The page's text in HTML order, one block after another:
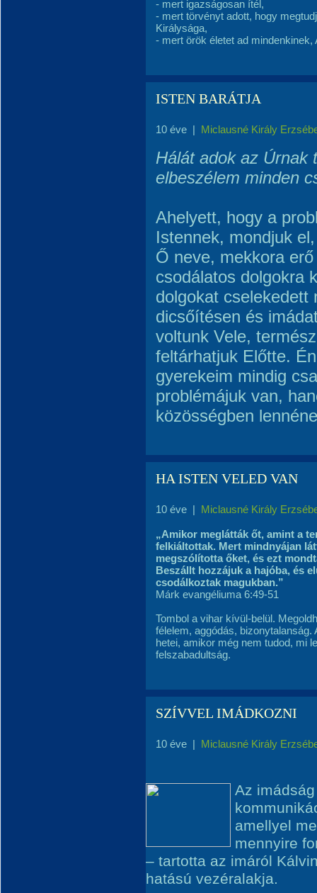
- mert igazságosan ítél,
- mert törvényt adott, hogy
Királysága,
- mert örök életet ad
ISTEN BARÁTJA
10 éve | Miclausné Király
Hálát adok az Úrnak
elbeszélem minden
Ahelyett, hogy a
Istennek, mondjuk
Ő neve, mekkora
csodálatos dolgokra
dolgokat cselekedett
dicsőítésen és
voltunk Vele,
feltárhatjuk Előtte.
gyerekeim mindig
problémájuk van,
közösségben
HA ISTEN VELED VAN
10 éve | Miclausné Király
„Amikor meglátták őt, amint a
felkiáltottak. Mert mindnyájan
megszólította őket, és ezt
Beszállt hozzájuk a hajóba, és
csodálkoztak magukban.”
Márk evangéliuma 6:49-51
Tombol a vihar kívül-belül.
félelem, aggódás,
hetei, amikor még nem tudod, mi
felszabadultság.
SZÍVVEL IMÁDKOZNI
10 éve | Miclausné Király
Az
amellyel
mennyire
– tartotta az imáról
hatású vezéralakja.